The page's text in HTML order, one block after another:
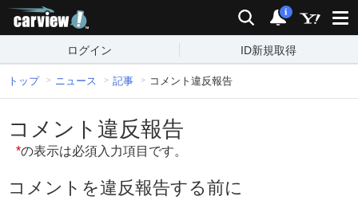
検索 通知
i
ログイン ID新規取得
トップ ニュース 記事 コメント違反報告
コメント違反報告
*の表示は必須入力項目です。
コメントを違反報告する前に